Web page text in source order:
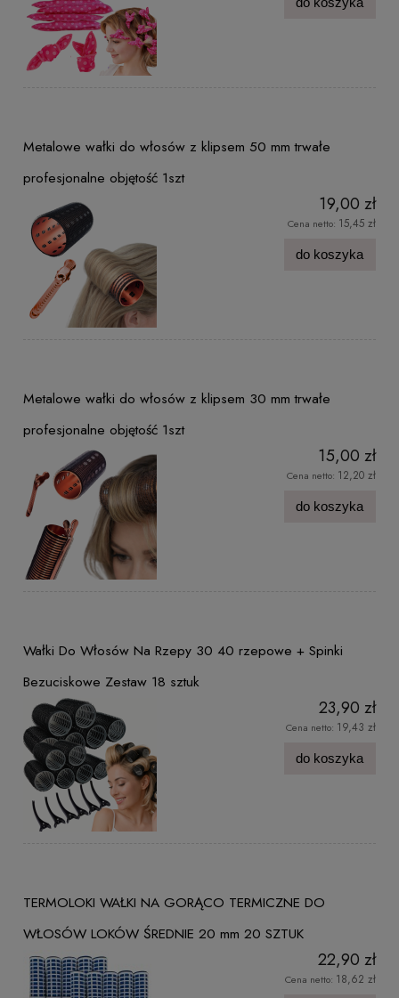
Metalowe wałki do włosów z klipsem 50 mm trwałe
profesjonalne objętość 1szt
19,00 zł
Cena netto: 15,45 zł
do koszyka
Metalowe wałki do włosów z klipsem 30 mm trwałe
profesjonalne objętość 1szt
15,00 zł
Cena netto: 12,20 zł
do koszyka
Wałki Do Włosów Na Rzepy 30 40 rzepowe + Spinki
Bezuciskowe Zestaw 18 sztuk
23,90 zł
Cena netto: 19,43 zł
do koszyka
TERMOLOKI WAŁKI NA GORĄCO TERMICZNE DO
WŁOSÓW LOKÓW ŚREDNIE 20 mm 20 SZTUK
22,90 zł
Cena netto: 18,62 zł